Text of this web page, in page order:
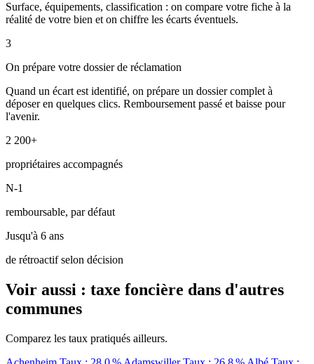
Surface, équipements, classification : on compare votre fiche à la
réalité de votre bien et on chiffre les écarts éventuels.
3
On prépare votre dossier de réclamation
Quand un écart est identifié, on prépare un dossier complet à
déposer en quelques clics. Remboursement passé et baisse pour
l'avenir.
2 200+
propriétaires accompagnés
N-1
remboursable, par défaut
Jusqu'à 6 ans
de rétroactif selon décision
Voir aussi : taxe foncière dans d'autres
communes
Comparez les taux pratiqués ailleurs.